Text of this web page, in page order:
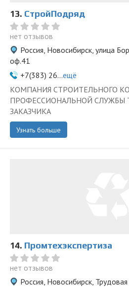
13. СтройПодряд
нет отзывов
Россия, Новосибирск, улица
оф.41
+7(383) 26...ещё
КОМПАНИЯ СТРОИТЕЛЬНОГО
ПРОФЕССИОНАЛЬНОЙ СЛУЖБЫ
ЗАКАЗЧИКА
Узнать больше
14. Промтехэкспертиза
нет отзывов
Россия, Новосибирск, Трудовая